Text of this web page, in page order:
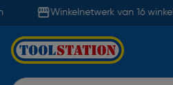
Winkelnetwerk van 16 winkels